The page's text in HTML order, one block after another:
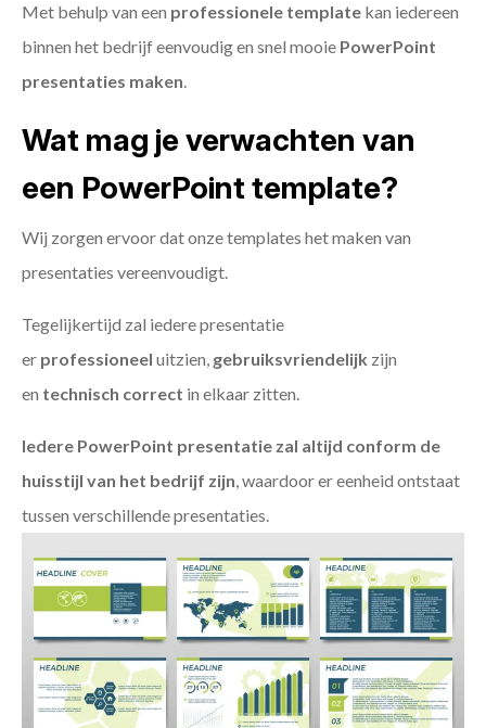
Met behulp van een professionele template kan iedereen
binnen het bedrijf eenvoudig en snel mooie PowerPoint
presentaties maken.
Wat mag je verwachten van
een PowerPoint template?
Wij zorgen ervoor dat onze templates het maken van
presentaties vereenvoudigt.
Tegelijkertijd zal iedere presentatie
er professioneel uitzien, gebruiksvriendelijk zijn
en technisch correct in elkaar zitten.
Iedere PowerPoint presentatie zal altijd conform de
huisstijl van het bedrijf zijn, waardoor er eenheid ontstaat
tussen verschillende presentaties.